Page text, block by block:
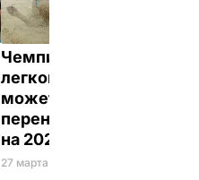
Чемпионат мира по
легкой атлетике
может быть
перенесен с 2021-го
на 2022 год
27 марта, 17.04